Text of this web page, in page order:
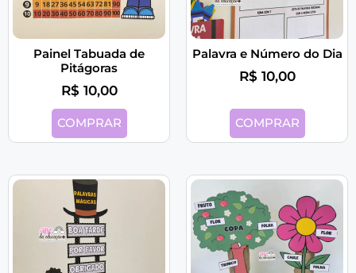
Painel Tabuada de
Pitágoras
R$ 10,00
COMPRAR
Palavra e Número do Dia
R$ 10,00
COMPRAR